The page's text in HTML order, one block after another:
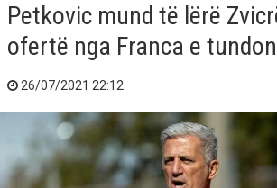
Petkovic mund të lërë
ofertë nga Franca e
26/07/2021 22:12